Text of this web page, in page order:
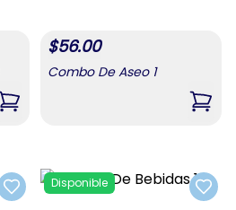
,Combo Para Mamá #4
$56.00
Combo De Aseo 1
,
Add to favorites Add
Disponible